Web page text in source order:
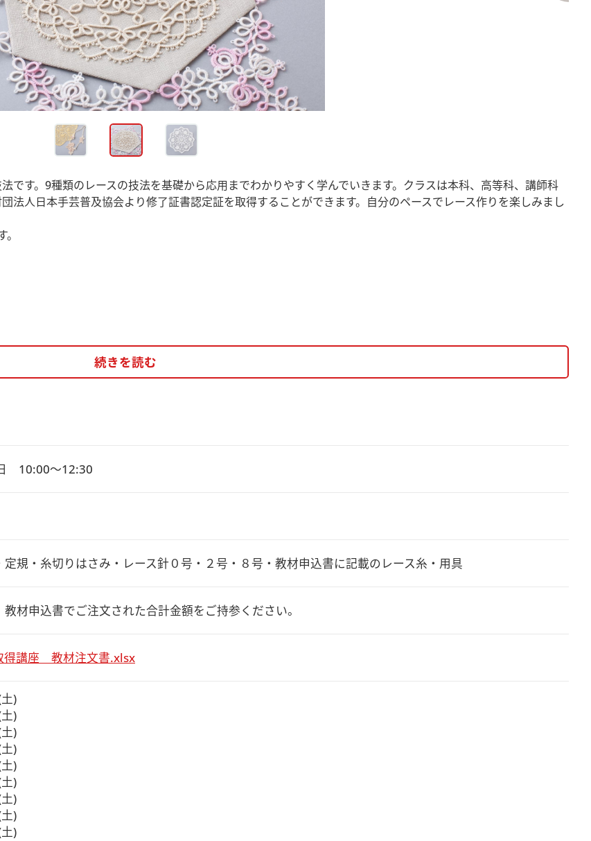
です。9種類のレースの技法を基礎から応用までわかりやすく学んでいきます。クラスは本科、高等科、講師科
法人日本手芸普及協会より修了証書認定証を取得することができます。自分のペースでレース作りを楽しみまし
続きを読む
　10:00～12:30
定規・糸切りはさみ・レース針０号・２号・８号・教材申込書に記載のレース糸・用具
材申込書でご注文された合計金額をご持参ください。
得講座 教材注文書.xlsx
)
)
)
)
)
)
)
)
)